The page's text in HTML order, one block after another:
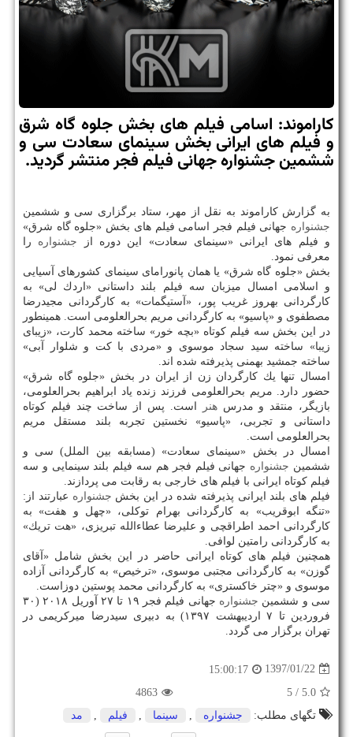
كاراموند: اسامی فیلم های بخش جلوه گاه شرق
و فیلم های ایرانی بخش سینمای سعادت سی و
ششمین جشنواره جهانی فیلم فجر منتشر گردید.
به گزارش كاراموند به نقل از مهر، ستاد برگزاری سی و ششمین
جشنواره جهانی فیلم فجر اسامی فیلم های بخش «جلوه گاه شرق»
و فیلم های ایرانی «سینمای سعادت» این دوره از جشنواره را
معرفی نمود.
بخش «جلوه گاه شرق» یا همان پانورامای سینمای كشورهای آسیایی
و اسلامی امسال میزبان سه فیلم بلند داستانی «اردك لی» به
كارگردانی بهروز غریب پور، «آستیگمات» به كارگردانی مجیدرضا
مصطفوی و «پاسیو» به كارگردانی مریم بحرالعلومی است. همینطور
در این بخش سه فیلم كوتاه «بچه خور» ساخته محمد كارت، «زیبای
زیبا» ساخته سید سجاد موسوی و «مردی با كت و شلوار آبی»
ساخته جمشید بهمنی پذیرفته شده اند.
امسال تنها یك كارگردان زن از ایران در بخش «جلوه گاه شرق»
حضور دارد. مریم بحرالعلومی فرزند زنده یاد ابراهیم بحرالعلومی،
بازیگر، منتقد و مدرسهنر
است. پس از ساخت چند فیلم كوتاه
داستانی و تجربی، «پاسیو» نخستین تجربه بلند مستقل مریم
بحرالعلومی است.
امسال در بخش «سینمای سعادت» (مسابقه بین الملل) سی و
ششمین جشنواره جهانی فیلم فجر هم سه فیلم بلند سینمایی و سه
فیلم كوتاه ایرانی با فیلم های خارجی به رقابت می پردازند.
فیلم های بلند ایرانی پذیرفته شده در این بخش جشنواره عبارتند از:
«تنگه ابوقریب» به كارگردانی بهرام توكلی، «چهل و هفت» به
كارگردانی احمد اطراقچی و علیرضا عطاءالله تبریزی، «هت تریك»
به كارگردانی رامتین لوافی.
همچنین فیلم های كوتاه ایرانی حاضر در این بخش شامل «آقای
گوزن» به كارگردانی مجتبی موسوی، «ترخیص» به كارگردانی آزاده
موسوی و «چتر خاكستری» به كارگردانی محمد پوستین دوزاست.
سی و ششمین جشنواره
جهانی فیلم فجر ۱۹ تا ۲۷ آوریل ۲۰۱۸ (۳۰
فروردین تا ۷ اردیبهشت ۱۳۹۷) به دبیری سیدرضا میركریمی در
تهران برگزار می گردد.
1397/01/22
15:00:17
5.0
/ 5
4863
تگهای مطلب:
جشنواره , سینما , فیلم , مد